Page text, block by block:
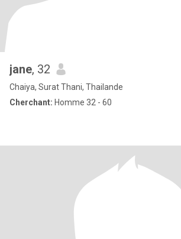
jane, 32
Chaiya, Surat Thani, Thailande
Cherchant: Homme 32 - 60